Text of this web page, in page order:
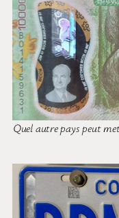
Quel autre pays peut